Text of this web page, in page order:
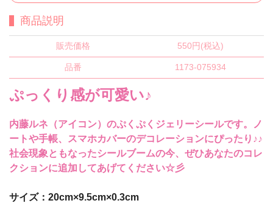
商品説明
販売価格 550円(税込)
品番 1173-075934
ぷっくり感が可愛い♪
内藤ルネ（アイコン）のぷくぷくジェリーシールです。ノ
ートや手帳、スマホカバーのデコレーションにぴったり♪♪
社会現象ともなったシールブームの今、ぜひあなたのコレ
クションに追加してあげてください☆彡
サイズ：20cm×9.5cm×0.3cm